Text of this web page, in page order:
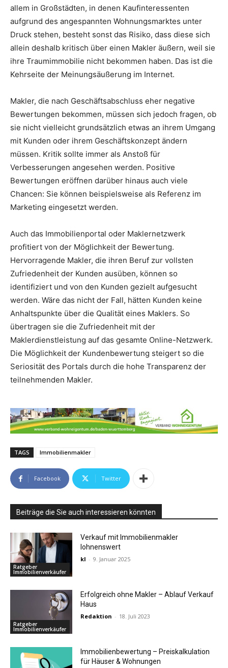
allem in Großstädten, in denen Kaufinteressenten
aufgrund des angespannten Wohnungsmarktes unter
Druck stehen, besteht sonst das Risiko, dass diese sich
allein deshalb kritisch über einen Makler äußern, weil sie
ihre Traumimmobilie nicht bekommen haben. Das ist die
Kehrseite der Meinungsäußerung im Internet.
Makler, die nach Geschäftsabschluss eher negative
Bewertungen bekommen, müssen sich jedoch fragen, ob
sie nicht vielleicht grundsätzlich etwas an ihrem Umgang
mit Kunden oder ihrem Geschäftskonzept ändern
müssen. Kritik sollte immer als Anstoß für
Verbesserungen angesehen werden. Positive
Bewertungen eröffnen darüber hinaus auch viele
Chancen: Sie können beispielsweise als Referenz im
Marketing eingesetzt werden.
Auch das Immobilienportal oder Maklernetzwerk
profitiert von der Möglichkeit der Bewertung.
Hervorragende Makler, die ihren Beruf zur vollsten
Zufriedenheit der Kunden ausüben, können so
identifiziert und von den Kunden gezielt aufgesucht
werden. Wäre das nicht der Fall, hätten Kunden keine
Anhaltspunkte über die Qualität eines Maklers. So
übertragen sie die Zufriedenheit mit der
Maklerdienstleistung auf das gesamte Online-Netzwerk.
Die Möglichkeit der Kundenbewertung steigert so die
Seriosität des Portals durch die hohe Transparenz der
teilnehmenden Makler.
TAGS Immobilienmakler
Facebook Twitter
Beiträge die Sie auch interessieren könnten
Ratgeber
Immobilienverkäufer
Verkauf mit Immobilienmakler
lohnenswert
kl - 9. Januar 2025
Ratgeber
Immobilienverkäufer
Erfolgreich ohne Makler – Ablauf Verkauf
Haus
Redaktion - 18. Juli 2023
Immobilienbewertung – Preiskalkulation
für Häuser & Wohnungen